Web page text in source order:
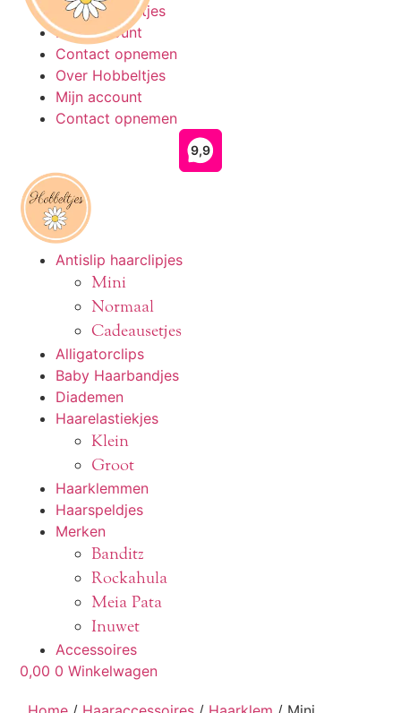
inhoud
Over Hobbeltjes
Mijn account
Contact opnemen
Over Hobbeltjes
Mijn account
Contact opnemen
Antislip haarclipjes
Mini
Normaal
Cadeausetjes
Alligatorclips
Baby Haarbandjes
Diademen
Haarelastiekjes
Klein
Groot
Haarklemmen
Haarspeldjes
Merken
Banditz
Rockahula
Meia Pata
Inuwet
Accessoires
0,00 0 Winkelwagen